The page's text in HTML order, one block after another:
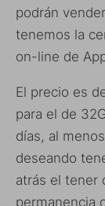
podrán
tenemos la
on-line de
El precio es
para el de
días, al
deseando
atrás el tener
permanencia